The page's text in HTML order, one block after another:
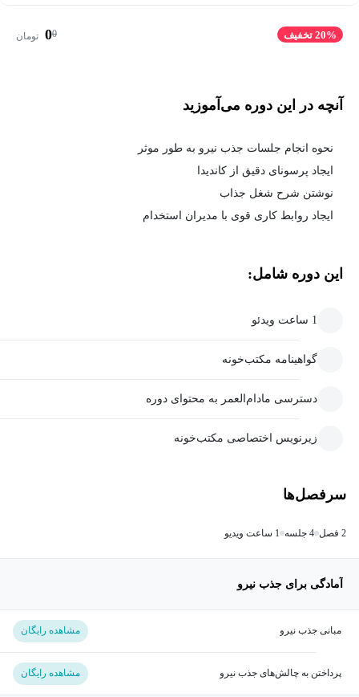
20% تخفیف 0
0 تومان
آنچه در این دوره می‌آموزید
نحوه انجام جلسات جذب نیرو به طور موثر
ایجاد پرسونای دقیق از کاندیدا
نوشتن شرح شغل جذاب
ایجاد روابط کاری قوی با مدیران استخدام
این دوره شامل:
1 ساعت ویدئو
گواهینامه مکتب‌خونه
دسترسی مادام‌العمر به محتوای دوره
زیرنویس اختصاصی مکتب‌خونه
سرفصل‌ها
2 فصل 4 جلسه 1 ساعت ویدیو
آمادگی برای جذب نیرو
مبانی جذب نیرو مشاهده رایگان
پرداختن به چالش‌های جذب نیرو مشاهده رایگان